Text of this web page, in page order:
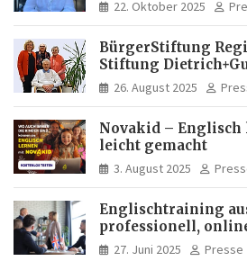
Internationaler
22. Oktober 2025
BürgerStiftung
Stiftung
Deutschkenntnisse
26. August 2025
Novakid –
leicht gemacht
3. August 2025
Englischtraining
professionell,
27. Juni 2025 Presse